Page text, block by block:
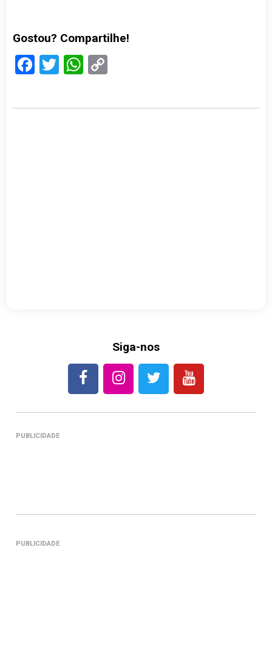
Gostou? Compartilhe!
Facebook
TwitterWhatsApp
Siga-nos
PUBLICIDADE
PUBLICIDADE